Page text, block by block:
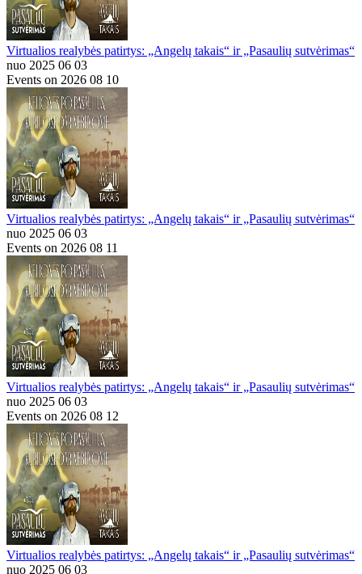
Virtualios realybės patirtys: „Angelų takais“ ir „Pasaulių sutvėrimas“
nuo 2025 06 03
Events on 2026 08 10
Virtualios realybės patirtys: „Angelų takais“ ir „Pasaulių sutvėrimas“
nuo 2025 06 03
Events on 2026 08 11
Virtualios realybės patirtys: „Angelų takais“ ir „Pasaulių sutvėrimas“
nuo 2025 06 03
Events on 2026 08 12
Virtualios realybės patirtys: „Angelų takais“ ir „Pasaulių sutvėrimas“
nuo 2025 06 03